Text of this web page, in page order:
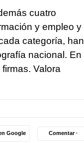
cuatro
y empleo y
categoría, han
nacional. En
Valora
Google Comentar ·